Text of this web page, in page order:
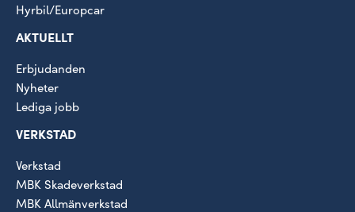
Hyrbil/Europcar
AKTUELLT
Erbjudanden
Nyheter
Lediga jobb
VERKSTAD
Verkstad
MBK Skadeverkstad
MBK Allmänverkstad